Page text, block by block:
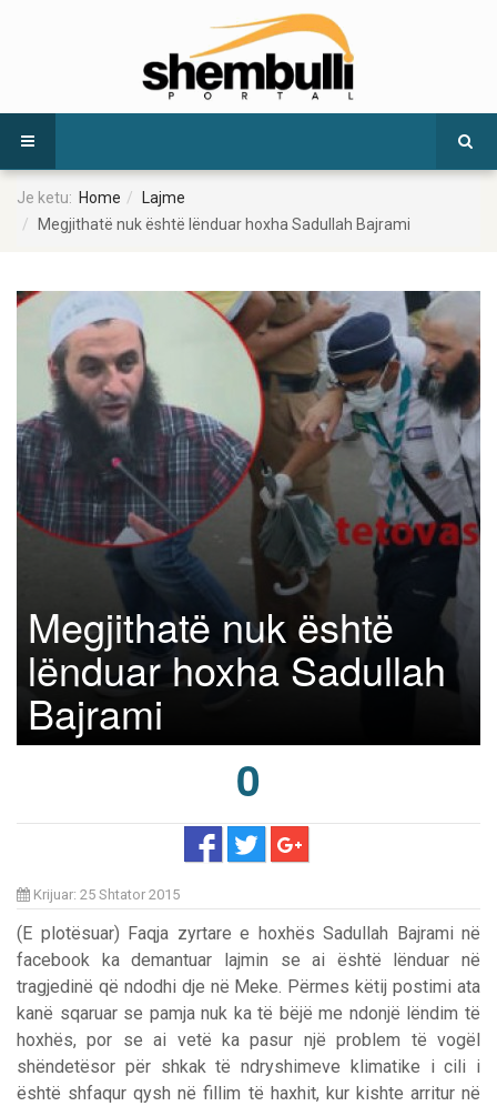
Je ketu: Home
Lajme
Megjithatë nuk është lënduar hoxha Sadullah Bajrami
Megjithatë nuk është
lënduar hoxha Sadullah
Bajrami
0
Krijuar: 25 Shtator 2015
(E plotësuar) Faqja zyrtare e hoxhës Sadullah Bajrami në
facebook ka demantuar lajmin se ai është lënduar në
tragjedinë që ndodhi dje në Meke. Përmes këtij postimi ata
kanë sqaruar se pamja nuk ka të bëjë me ndonjë lëndim të
hoxhës, por se ai vetë ka pasur një problem të vogël
shëndetësor për shkak të ndryshimeve klimatike i cili i
është shfaqur qysh në fillim të haxhit, kur kishte arritur në